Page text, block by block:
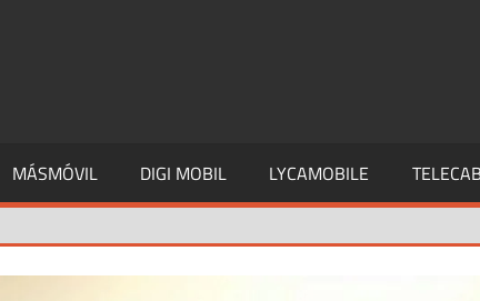
MÁSMÓVIL DIGI MOBIL LYCAMOBILE